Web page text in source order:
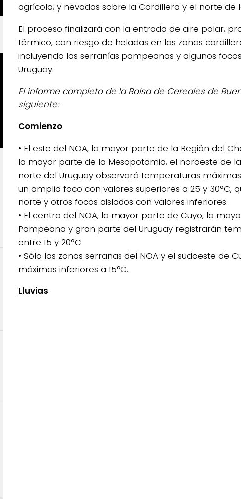
agrícola, y nevadas sobre la Cordillera y el norte de
El proceso finalizará con la entrada de aire polar,
térmico, con riesgo de heladas en las zonas
incluyendo las serranías pampeanas y algunos
Uruguay.
El informe completo de la Bolsa de Cereales de
siguiente:
Comienzo
• El este del NOA, la mayor parte de la Región del
la mayor parte de la Mesopotamia, el noroeste de
norte del Uruguay observará temperaturas
un amplio foco con valores superiores a 25 y 30°C,
norte y otros focos aislados con valores inferiores.
• El centro del NOA, la mayor parte de Cuyo, la
Pampeana y gran parte del Uruguay registrarán
entre 15 y 20°C.
• Sólo las zonas serranas del NOA y el sudoeste de
máximas inferiores a 15°C.
Lluvias